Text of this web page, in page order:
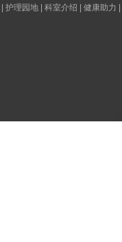
| 护理园地 | 科室介绍 | 健康助力 |